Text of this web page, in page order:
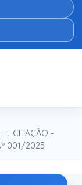
LICITAÇÃO -
001/2025